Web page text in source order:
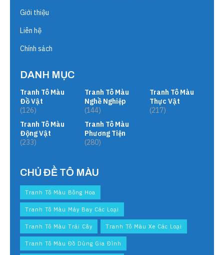
Giới thiệu
Liên hệ
Chính sách
DANH MỤC
Tranh Tô Màu
Đồ Vật
(126)
Tranh Tô Màu
Động Vật
(233)
Tranh Tô Màu
Nghề Nghiệp
(144)
Tranh Tô Màu
Phương Tiện
(280)
Tranh Tô Màu
Thực Vật
(217)
CHỦ ĐỀ TÔ MÀU
Tranh Tô Màu Bông Hoa
Tranh Tô Màu Máy Bay Các Loại
Tranh Tô Màu Trái Cây Tranh Tô Màu Xe Các Loại
Tranh Tô Màu Đồ Dùng Gia Đình